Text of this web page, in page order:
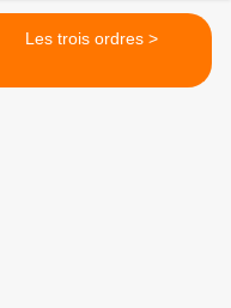
Les trois ordres >